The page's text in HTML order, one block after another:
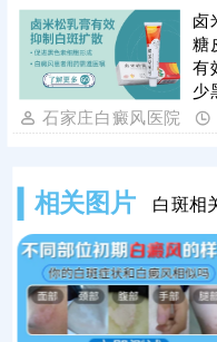
量
血
药
合
卤
糖
有
少
损
体
当
作
卤
光
加
石家庄白癜风医院
相关图片 白斑相